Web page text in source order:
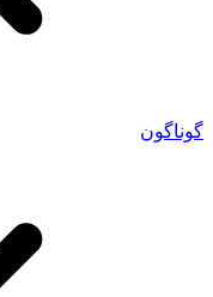
گوناگون